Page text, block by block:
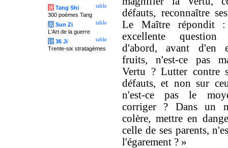
défauts, reconnaître
Le Maître répondit
excellente
d'abord, avant d'en
fruits, n'est-ce pas
Vertu ? Lutter contre
défauts, et non sur
n'est-ce pas le
corriger ? Dans un
colère, mettre en
celle de ses parents,
l'égarement ? »
table
唐 Tang Shi
300 poèmes Tang
table
兵 Sun Zi
L'Art de la guerre
table
计 36 Ji
Trente-six stratagèmes